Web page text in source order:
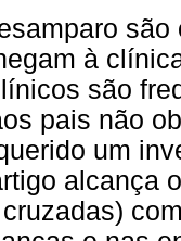
à
são
pais não
um
alcança